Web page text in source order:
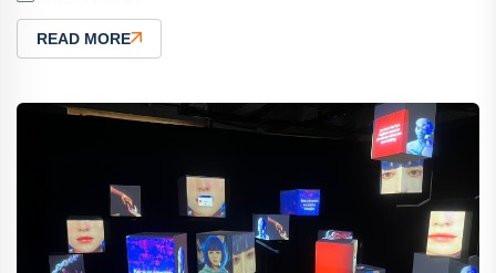
READ MORE